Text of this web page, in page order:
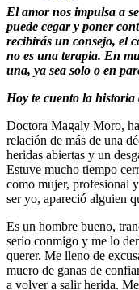
El amor nos impulsa a
puede cegar y poner
recibirás un consejo, el
no es una terapia. En
una, ya sea solo o en
Hoy te cuento la historia
Doctora Magaly Moro,
relación de más de una
heridas abiertas y un
Estuve mucho tiempo
como mujer, profesional
ser yo, apareció alguien
Es un hombre bueno,
serio conmigo y me lo
querer. Me lleno de
muero de ganas de
a volver a salir herida.